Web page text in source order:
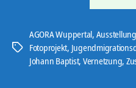
Schlagwörter
AGORA Wuppertal, Ausstellung
Fotoprojekt,
Johann Baptist, Vernetzung,